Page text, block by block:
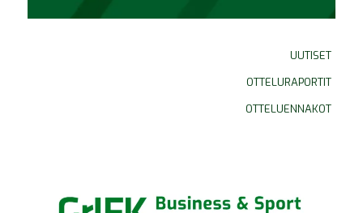
UUTISET
OTTELURAPORTIT
OTTELUENNAKOT